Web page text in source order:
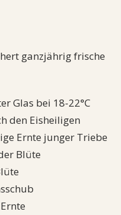
ganzjährig frische
Glas bei 18-22°C
den Eisheiligen
Ernte junger Triebe
Blüte